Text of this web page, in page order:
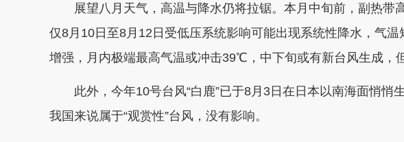
展望八月天气，高温与降水仍将拉锯。本月中旬前，副热带
仅8月10日至8月12日受低压系统影响可能出现系统性降水，气
增强，月内极端最高气温或冲击39℃，中下旬或有新台风生成，
此外，今年10号台风“白鹿”已于8月3日在日本以南海面悄悄
我国来说属于“观赏性”台风，没有影响。